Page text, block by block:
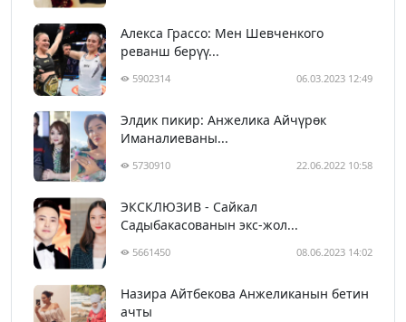
Алекса Грассо: Мен Шевченкого
реванш берүү...
5902314 06.03.2023 12:49
Элдик пикир: Анжелика Айчүрөк
Иманалиеваны...
5730910 22.06.2022 10:58
ЭКСКЛЮЗИВ - Сайкал
Садыбакасованын экс-жол...
5661450 08.06.2023 14:02
Назира Айтбекова Анжеликанын бетин
ачты